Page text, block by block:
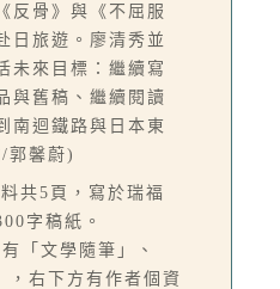
反骨》與《不屈服
日旅遊。廖清秀並
未來目標：繼續寫
與舊稿、繼續閱讀
南迴鐵路與日本東
郭馨蔚)
共5頁，寫於瑞福
字稿紙。
「文學隨筆」、
，右下方有作者個資